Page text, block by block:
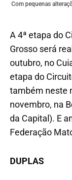
Com pequenas
A 4ª etapa do
Grosso será
outubro, no
etapa do
também neste
novembro, na
da Capital). E
Federação
DUPLAS